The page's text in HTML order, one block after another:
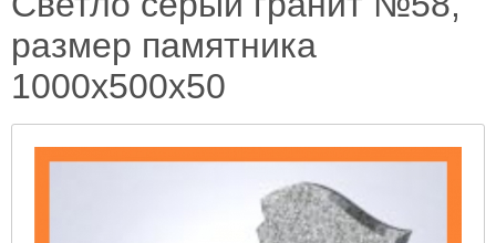
размер памятника
1000х500х50